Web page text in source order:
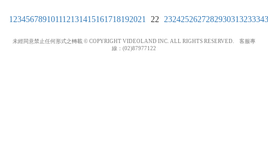
123456789101112131415161718192021 22 232425262728293031323334
未經同意禁止任何形式之轉載 © COPYRIGHT VIDEOLAND INC. ALL RIGHTS RESERVED. 客服專
線：(02)87977122